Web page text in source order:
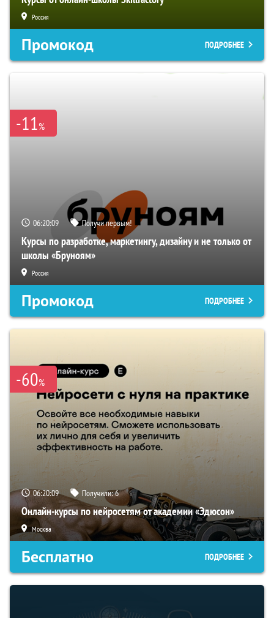
Россия
Промокод ПОДРОБНЕЕ
-11%
06:20:08 Получи первым!
Курсы по разработке, маркетингу, дизайну и не только от
школы «Бруноям»
Россия
Промокод ПОДРОБНЕЕ
-60%
06:20:08 Получили:6
Онлайн-курсы по нейросетям от академии «Эдюсон»
Москва
Бесплатно ПОДРОБНЕЕ